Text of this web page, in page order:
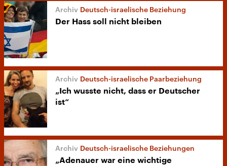
Deutsch-israelische Beziehung
Der Hass soll nicht bleiben
Deutsch-israelische Paarbeziehung
„Ich wusste nicht, dass er Deutscher
ist“
Deutsch-israelische Beziehungen
„Adenauer war eine wichtige